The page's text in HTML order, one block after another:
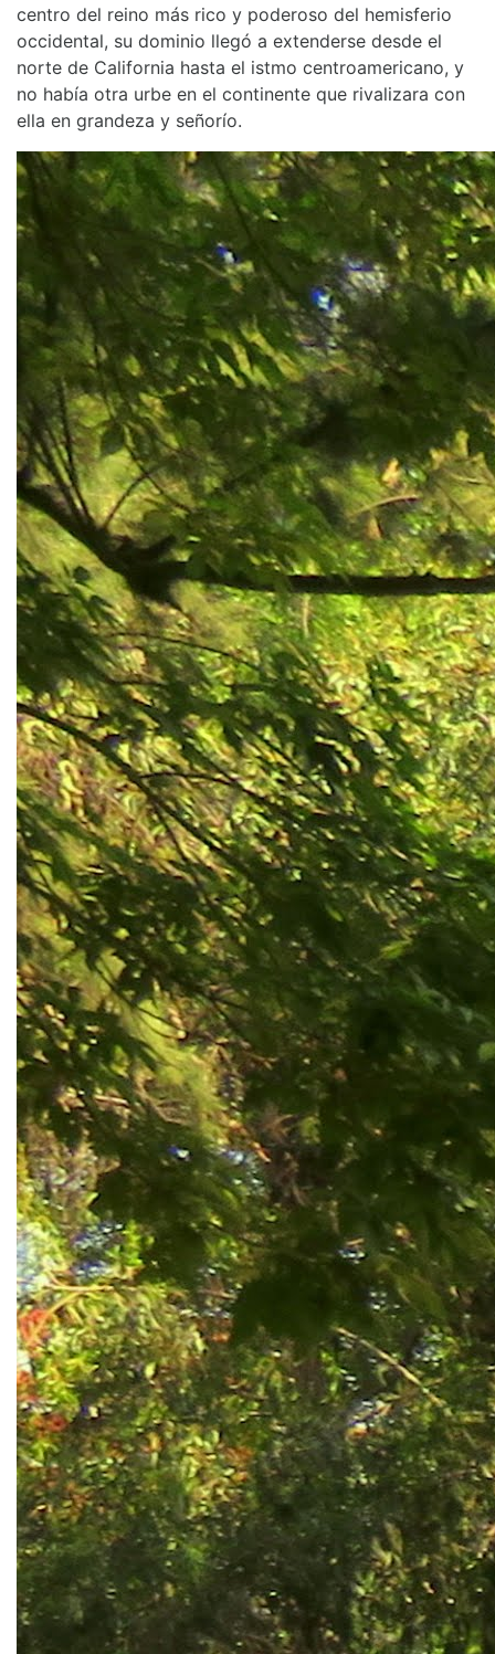
centro del reino más rico y poderoso del hemisferio
occidental, su dominio llegó a extenderse desde el
norte de California hasta el istmo centroamericano, y
no había otra urbe en el continente que rivalizara con
ella en grandeza y señorío.